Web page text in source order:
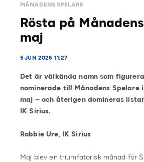
MÅNADENS SPELARE
Rösta på
maj
5 JUN 2026 11:27
Det är välkända namn som
nominerade till Månadens Spelare
maj – och återigen domineras
IK Sirius.
Robbie Ure, IK Sirius
Maj blev en triumfatorisk månad för